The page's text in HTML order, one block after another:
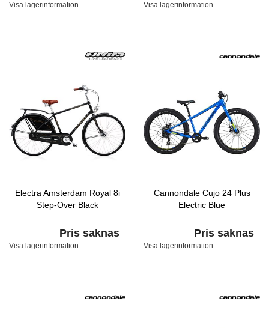
Visa lagerinformation Visa lagerinformation
Electra Amsterdam Royal 8i
Step-Over Black
Pris saknas
Visa lagerinformation
Cannondale Cujo 24 Plus
Electric Blue
Pris saknas
Visa lagerinformation